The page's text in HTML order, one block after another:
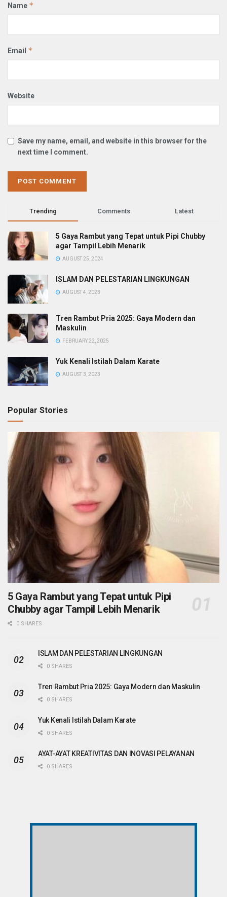
Name *
Email *
Website
Save my name, email, and website in this browser for the
next time I comment.
Trending Comments Latest
5 Gaya Rambut yang Tepat untuk Pipi Chubby
agar Tampil Lebih Menarik
AUGUST 25, 2024
ISLAM DAN PELESTARIAN LINGKUNGAN
AUGUST 4, 2023
Tren Rambut Pria 2025: Gaya Modern dan
Maskulin
FEBRUARY 22, 2025
Yuk Kenali Istilah Dalam Karate
AUGUST 3, 2023
Popular Stories
5 Gaya Rambut yang Tepat untuk Pipi
Chubby agar Tampil Lebih Menarik
0 SHARES
ISLAM DAN PELESTARIAN LINGKUNGAN
0 SHARES
Tren Rambut Pria 2025: Gaya Modern dan Maskulin
0 SHARES
Yuk Kenali Istilah Dalam Karate
0 SHARES
AYAT-AYAT KREATIVITAS DAN INOVASI PELAYANAN
0 SHARES